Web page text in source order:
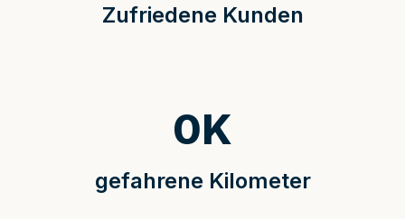
Zufriedene Kunden
gefahrene Kilometer
0K